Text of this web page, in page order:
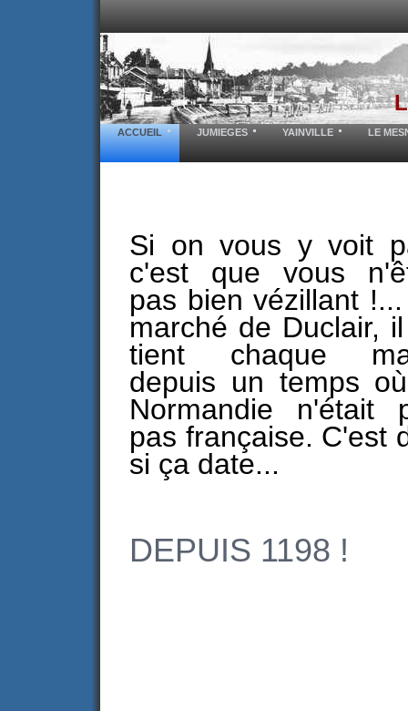
ACCUEIL JUMIEGES YAINVILLE LE
Si on vous y voit
c'est que vous
pas bien vézillant
marché de Duclair,
tient chaque
depuis un temps
Normandie n'était
pas française. C'est
si ça date...
DEPUIS 1198 !